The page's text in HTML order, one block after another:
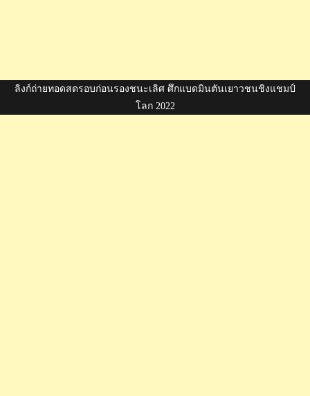
ลิงก์ถ่ายทอดสดรอบก่อนรองชนะเลิศ ศึกแบดมินตันเยาวชนชิงแชมป์
โลก 2022